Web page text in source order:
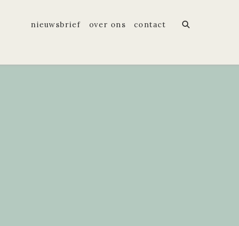
nieuwsbrief over ons contact